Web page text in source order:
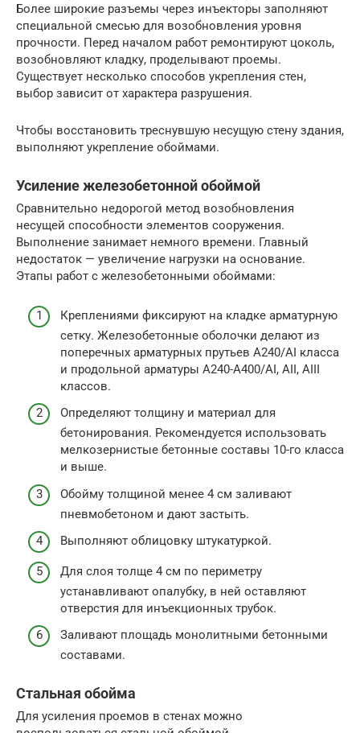
Более широкие разъемы через инъекторы заполняют
специальной смесью для возобновления уровня
прочности. Перед началом работ ремонтируют цоколь,
возобновляют кладку, проделывают проемы.
Существует несколько способов укрепления стен,
выбор зависит от характера разрушения.
Чтобы восстановить треснувшую несущую стену здания,
выполняют укрепление обоймами.
Усиление железобетонной обоймой
Сравнительно недорогой метод возобновления
несущей способности элементов сооружения.
Выполнение занимает немного времени. Главный
недостаток — увеличение нагрузки на основание.
Этапы работ с железобетонными обоймами:
Креплениями фиксируют на кладке арматурную
сетку. Железобетонные оболочки делают из
поперечных арматурных прутьев А240/AI класса
и продольной арматуры А240-А400/AI, AII, AIII
классов.
Определяют толщину и материал для
бетонирования. Рекомендуется использовать
мелкозернистые бетонные составы 10-го класса
и выше.
Обойму толщиной менее 4 см заливают
пневмобетоном и дают застыть.
Выполняют облицовку штукатуркой.
Для слоя толще 4 см по периметру
устанавливают опалубку, в ней оставляют
отверстия для инъекционных трубок.
Заливают площадь монолитными бетонными
составами.
Стальная обойма
Для усиления проемов в стенах можно